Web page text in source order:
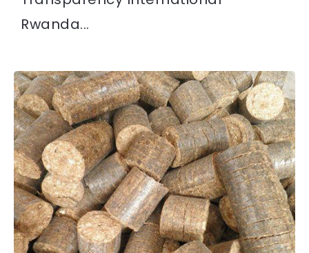
Rwanda...